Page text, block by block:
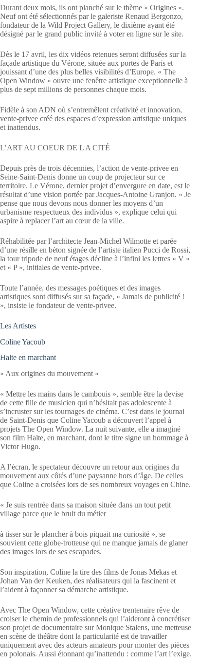
Durant deux mois, ils ont planché sur le thème « Origines ».
Neuf ont été sélectionnés par le galeriste Renaud Bergonzo,
fondateur de la Wild Project Gallery, le dixième ayant été
désigné par le grand public invité à voter en ligne sur le site.
Dès le 17 avril, les dix vidéos retenues seront diffusées sur la
façade artistique du Vérone, située aux portes de Paris et
jouissant d’une des plus belles visibilités d’Europe. « The
Open Window » ouvre une fenêtre artistique exceptionnelle à
plus de sept millions de personnes chaque mois.
Fidèle à son ADN où s’entremêlent créativité et innovation,
vente-privee créé des espaces d’expression artistique uniques
et inattendus.
L’ART AU COEUR DE L A CITÉ
Depuis près de trois décennies, l’action de vente-privee en
Seine-Saint-Denis donne un coup de projecteur sur ce
territoire. Le Vérone, dernier projet d’envergure en date, est le
résultat d’une vision portée par Jacques-Antoine Granjon. « Je
pense que nous devons nous donner les moyens d’un
urbanisme respectueux des individus », explique celui qui
aspire à replacer l’art au cœur de la ville.
Réhabilitée par l’architecte Jean-Michel Wilmotte et parée
d’une résille en béton signée de l’artiste italien Pucci de Rossi,
la tour tripode de neuf étages décline à l’infini les lettres « V »
et « P », initiales de vente-privee.
Toute l’année, des messages poétiques et des images
artistiques sont diffusés sur sa façade, « Jamais de publicité !
», insiste le fondateur de vente-privee.
Les Artistes
Coline Yacoub
Halte en marchant
« Aux origines du mouvement »
« Mettre les mains dans le cambouis », semble être la devise
de cette fille de musicien qui n’hésitait pas adolescente à
s’incruster sur les tournages de cinéma. C’est dans le journal
de Saint-Denis que Coline Yacoub a découvert l’appel à
projets The Open Window. La nuit suivante, elle a imaginé
son film Halte, en marchant, dont le titre signe un hommage à
Victor Hugo.
A l’écran, le spectateur découvre un retour aux origines du
mouvement aux côtés d’une paysanne hors d’âge. De celles
que Coline a croisées lors de ses nombreux voyages en Chine.
« Je suis rentrée dans sa maison située dans un tout petit
village parce que le bruit du métier
à tisser sur le plancher à bois piquait ma curiosité », se
souvient cette globe-trotteuse qui ne manque jamais de glaner
des images lors de ses escapades.
Son inspiration, Coline la tire des films de Jonas Mekas et
Johan Van der Keuken, des réalisateurs qui la fascinent et
l’aident à façonner sa démarche artistique.
Avec The Open Window, cette créative trentenaire rêve de
croiser le chemin de professionnels qui l’aideront à concrétiser
son projet de documentaire sur Monique Stalens, une metteuse
en scène de théâtre dont la particularité est de travailler
uniquement avec des acteurs amateurs pour monter des pièces
en polonais. Aussi étonnant qu’inattendu : comme l’art l’exige.